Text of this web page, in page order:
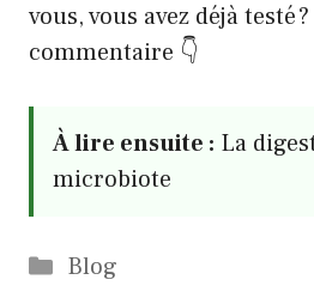
vous, vous avez déjà testé
commentaire 👇
À lire ensuite : La
microbiote
Catégories
Blog